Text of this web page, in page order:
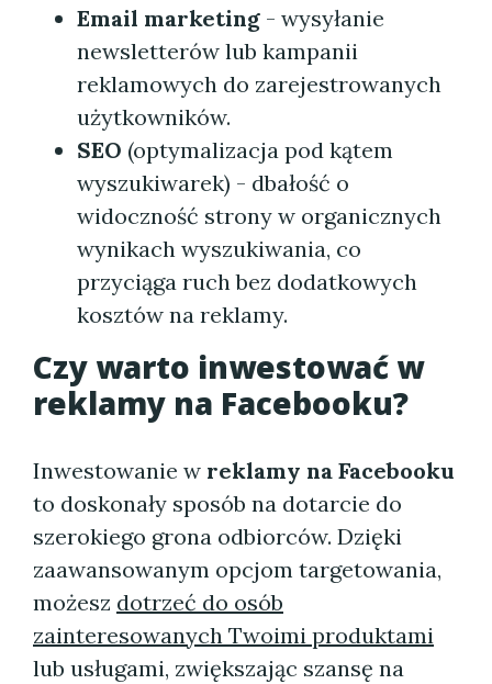
Email marketing - wysyłanie
newsletterów lub kampanii
reklamowych do zarejestrowanych
użytkowników.
SEO (optymalizacja pod kątem
wyszukiwarek) - dbałość o
widoczność strony w organicznych
wynikach wyszukiwania, co
przyciąga ruch bez dodatkowych
kosztów na reklamy.
Czy warto inwestować w
reklamy na Facebooku?
Inwestowanie w reklamy na Facebooku
to doskonały sposób na dotarcie do
szerokiego grona odbiorców. Dzięki
zaawansowanym opcjom targetowania,
możesz dotrzeć do osób
zainteresowanych Twoimi produktami
lub usługami, zwiększając szansę na